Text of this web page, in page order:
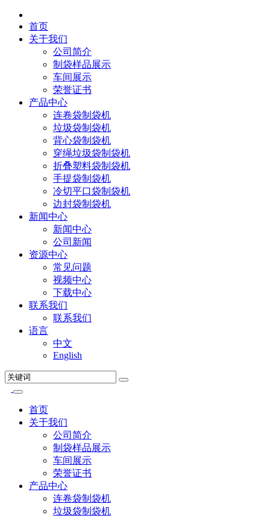
首页
关于我们
公司简介
制袋样品展示
车间展示
荣誉证书
产品中心
连卷袋制袋机
垃圾袋制袋机
背心袋制袋机
穿绳垃圾袋制袋机
折叠塑料袋制袋机
手提袋制袋机
冷切平口袋制袋机
边封袋制袋机
新闻中心
新闻中心
公司新闻
资源中心
常见问题
视频中心
下载中心
联系我们
联系我们
语言
中文
English
首页
关于我们
公司简介
制袋样品展示
车间展示
荣誉证书
产品中心
连卷袋制袋机
垃圾袋制袋机